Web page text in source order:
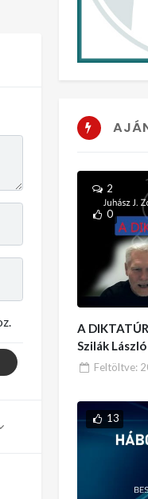
2
0
A
Szilák
Feltöltve:
13